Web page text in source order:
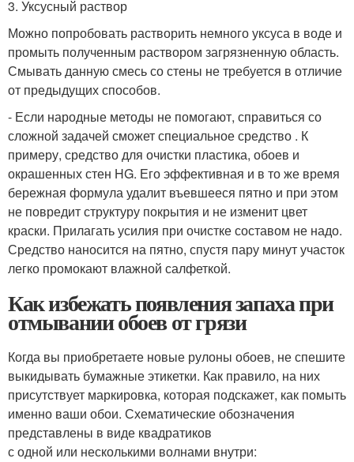
3. Уксусный раствор
Можно попробовать растворить немного уксуса в воде и
промыть полученным раствором загрязненную область.
Смывать данную смесь со стены не требуется в отличие
от предыдущих способов.
- Если народные методы не помогают, справиться со
сложной задачей сможет специальное средство . К
примеру, средство для очистки пластика, обоев и
окрашенных стен HG. Его эффективная и в то же время
бережная формула удалит въевшееся пятно и при этом
не повредит структуру покрытия и не изменит цвет
краски. Прилагать усилия при очистке составом не надо.
Средство наносится на пятно, спустя пару минут участок
легко промокают влажной салфеткой.
Как избежать появления запаха при
отмывании обоев от грязи
Когда вы приобретаете новые рулоны обоев, не спешите
выкидывать бумажные этикетки. Как правило, на них
присутствует маркировка, которая подскажет, как помыть
именно ваши обои. Схематические обозначения
представлены в виде квадратиков
с одной или несколькими волнами внутри: